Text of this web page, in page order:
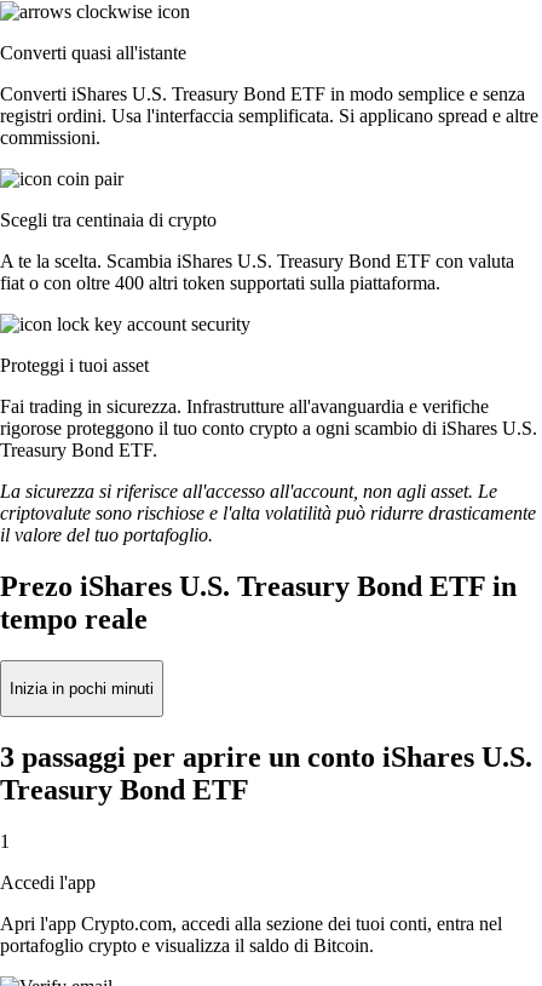
Converti quasi all'istante
Converti iShares U.S. Treasury Bond ETF in modo semplice e senza
registri ordini. Usa l'interfaccia semplificata. Si applicano spread e altre
commissioni.
Scegli tra centinaia di crypto
A te la scelta. Scambia iShares U.S. Treasury Bond ETF con valuta
fiat o con oltre 400 altri token supportati sulla piattaforma.
Proteggi i tuoi asset
Fai trading in sicurezza. Infrastrutture all'avanguardia e verifiche
rigorose proteggono il tuo conto crypto a ogni scambio di iShares U.S.
Treasury Bond ETF.
La sicurezza si riferisce all'accesso all'account, non agli asset. Le
criptovalute sono rischiose e l'alta volatilità può ridurre drasticamente
il valore del tuo portafoglio.
Prezo iShares U.S. Treasury Bond ETF in
tempo reale
Inizia in pochi minuti
3 passaggi per aprire un conto iShares U.S.
Treasury Bond ETF
1
Accedi l'app
Apri l'app Crypto.com, accedi alla sezione dei tuoi conti, entra nel
portafoglio crypto e visualizza il saldo di Bitcoin.